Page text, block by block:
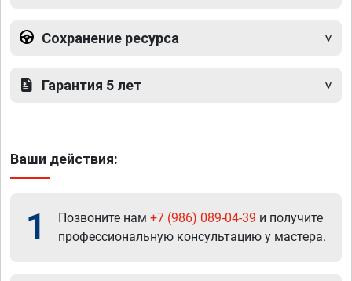
Сохранение ресурса
Гарантия 5 лет
Ваши действия:
1 Позвоните нам +7 (986) 089-04-39 и получите
профессиональную консультацию у мастера.